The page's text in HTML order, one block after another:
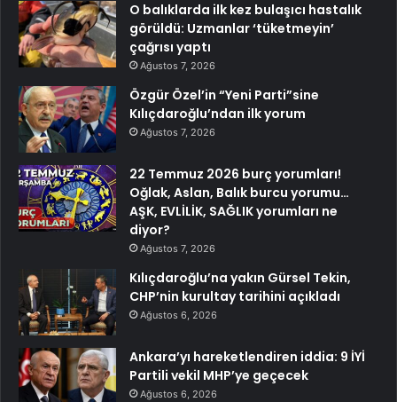
O balıklarda ilk kez bulaşıcı hastalık
görüldü: Uzmanlar ‘tüketmeyin’
çağrısı yaptı
Ağustos 7, 2026
Özgür Özel’in “Yeni Parti”sine
Kılıçdaroğlu’ndan ilk yorum
Ağustos 7, 2026
22 Temmuz 2026 burç yorumları!
Oğlak, Aslan, Balık burcu yorumu…
AŞK, EVLİLİK, SAĞLIK yorumları ne
diyor?
Ağustos 7, 2026
Kılıçdaroğlu’na yakın Gürsel Tekin,
CHP’nin kurultay tarihini açıkladı
Ağustos 6, 2026
Ankara’yı hareketlendiren iddia: 9 İYİ
Partili vekil MHP’ye geçecek
Ağustos 6, 2026